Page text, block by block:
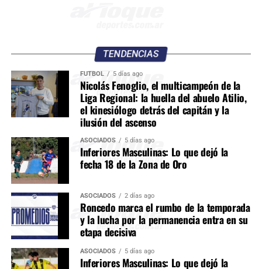
TENDENCIAS
FÚTBOL 5 días ago
Nicolás Fenoglio, el multicampeón de la
Liga Regional: la huella del abuelo Atilio,
el kinesiólogo detrás del capitán y la
ilusión del ascenso
ASOCIADOS 5 días ago
Inferiores Masculinas: Lo que dejó la
fecha 18 de la Zona de Oro
ASOCIADOS 2 días ago
Roncedo marca el rumbo de la temporada
y la lucha por la permanencia entra en su
etapa decisiva
ASOCIADOS 5 días ago
Inferiores Masculinas: Lo que dejó la